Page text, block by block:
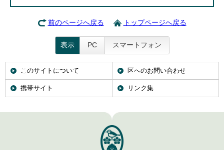
前のページへ戻る トップページへ戻る
表示 PC スマートフォン
このサイトについて 区へのお問い合わせ
携帯サイト リンク集